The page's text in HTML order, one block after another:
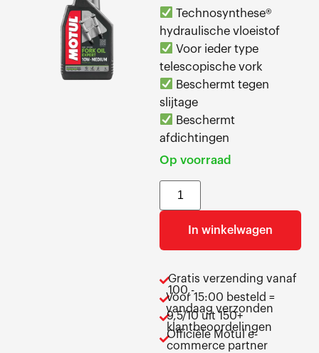
Technosynthese®
hydraulische vloeistof
Voor ieder type
telescopische vork
Beschermt tegen
slijtage
Beschermt
afdichtingen
Op voorraad
In winkelwagen
Gratis verzending vanaf
100,-
Voor 15:00 besteld =
vandaag verzonden
9,5/10 uit 150+
klantbeoordelingen
Officiële Motul e-
commerce partner